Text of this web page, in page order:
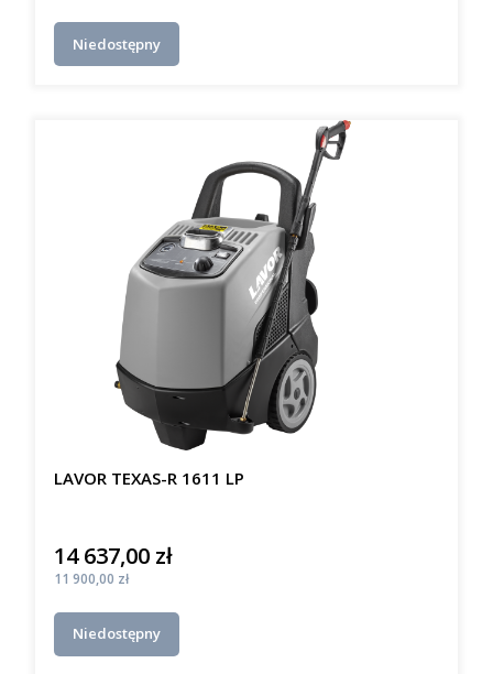
Niedostępny
LAVOR TEXAS-R 1611 LP
Cena
14 637,00 zł
Cena
11 900,00 zł
Niedostępny